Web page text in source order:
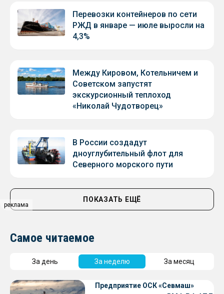
реклама
Перевозки контейнеров по сети
РЖД в январе — июле выросли на
4,3%
Между Кировом, Котельничем и
Советском запустят
экскурсионный теплоход
«Николай Чудотворец»
В России создадут
дноуглубительный флот для
Северного морского пути
ПОКАЗАТЬ ЕЩЁ
Самое читаемое
За день За неделю За месяц
Предприятие ОСК «Севмаш»